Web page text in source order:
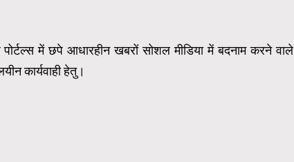
में छपे आधारहीन खबरों सोशल मीडिया में बदनाम करने वाले
कार्यवाही हेतु।